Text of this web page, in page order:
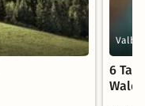
6